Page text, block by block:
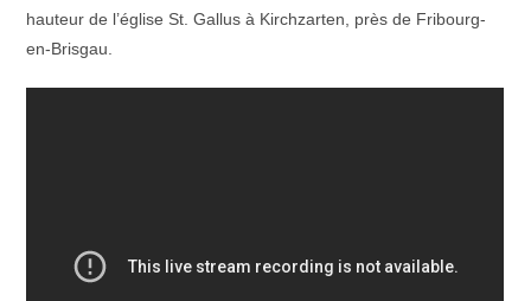
hauteur de l’église St. Gallus à Kirchzarten, près de Fribourg-
en-Brisgau.